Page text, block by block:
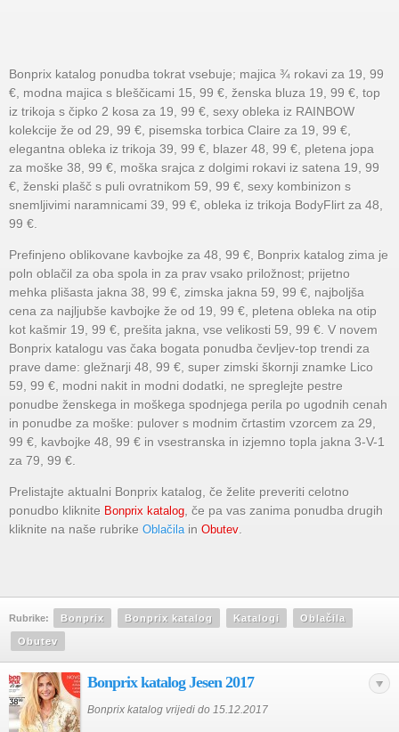
Bonprix katalog ponudba tokrat vsebuje; majica ¾ rokavi za 19, 99
€, modna majica s bleščicami 15, 99 €, ženska bluza 19, 99 €, top
iz trikoja s čipko 2 kosa za 19, 99 €, sexy obleka iz RAINBOW
kolekcije že od 29, 99 €, pisemska torbica Claire za 19, 99 €,
elegantna obleka iz trikoja 39, 99 €, blazer 48, 99 €, pletena jopa
za moške 38, 99 €, moška srajca z dolgimi rokavi iz satena 19, 99
€, ženski plašč s puli ovratnikom 59, 99 €, sexy kombinizon s
snemljivimi naramnicami 39, 99 €, obleka iz trikoja BodyFlirt za 48,
99 €.
Prefinjeno oblikovane kavbojke za 48, 99 €, Bonprix katalog zima je
poln oblačil za oba spola in za prav vsako priložnost; prijetno
mehka plišasta jakna 38, 99 €, zimska jakna 59, 99 €, najboljša
cena za najljubše kavbojke že od 19, 99 €, pletena obleka na otip
kot kašmir 19, 99 €, prešita jakna, vse velikosti 59, 99 €. V novem
Bonprix katalogu vas čaka bogata ponudba čevljev-top trendi za
prave dame: gležnarji 48, 99 €, super zimski škornji znamke Lico
59, 99 €, modni nakit in modni dodatki, ne spreglejte pestre
ponudbe ženskega in moškega spodnjega perila po ugodnih cenah
in ponudbe za moške: pulover s modnim črtastim vzorcem za 29,
99 €, kavbojke 48, 99 € in vsestranska in izjemno topla jakna 3-V-1
za 79, 99 €.
Prelistajte aktualni Bonprix katalog, če želite preveriti celotno
ponudbo kliknite Bonprix katalog , če pa vas zanima ponudba drugih
kliknite na naše rubrike Oblačila in Obutev
Rubrike: Bonprix Bonprix katalog Katalogi Oblačila
Obutev
Bonprix katalog Jesen 2017
Bonprix katalog vrijedi do 15.12.2017